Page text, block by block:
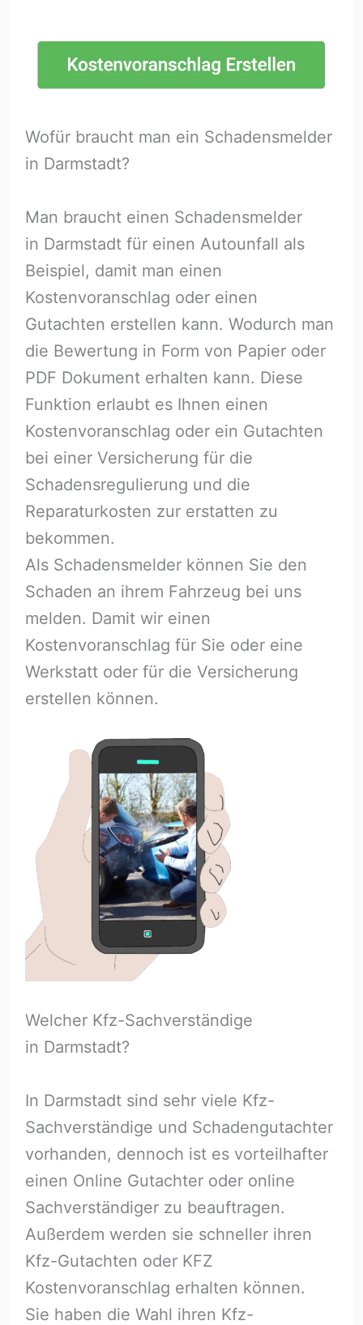
Wofür braucht man ein Schadensmelder
in Darmstadt?
Man braucht einen Schadensmelder
in Darmstadt für einen Autounfall als
Beispiel, damit man einen
Kostenvoranschlag oder einen
Gutachten erstellen kann. Wodurch man
die Bewertung in Form von Papier oder
PDF Dokument erhalten kann. Diese
Funktion erlaubt es Ihnen einen
Kostenvoranschlag oder ein Gutachten
bei einer Versicherung für die
Schadensregulierung und die
Reparaturkosten zur erstatten zu
bekommen.
Als Schadensmelder können Sie den
Schaden an ihrem Fahrzeug bei uns
melden. Damit wir einen
Kostenvoranschlag für Sie oder eine
Werkstatt oder für die Versicherung
erstellen können.
Welcher Kfz-Sachverständige
in Darmstadt?
In Darmstadt sind sehr viele Kfz-
Sachverständige und Schadengutachter
vorhanden, dennoch ist es vorteilhafter
einen Online Gutachter oder online
Sachverständiger zu beauftragen.
Außerdem werden sie schneller ihren
Kfz-Gutachten oder KFZ
Kostenvoranschlag erhalten können.
Sie haben die Wahl ihren Kfz-